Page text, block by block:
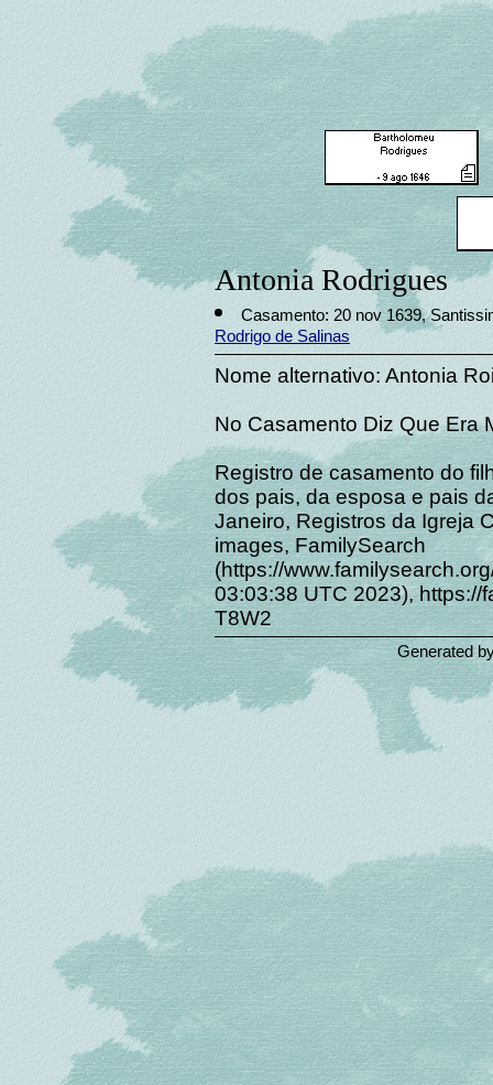
Antonia Rodrigues
Casamento: 20 nov 1639,
Rodrigo de Salinas
Nome alternativo: Antonia
No Casamento Diz Que Era
Registro de casamento do
dos pais, da esposa e pais
Janeiro, Registros da Igreja
images, FamilySearch
(https://
03:03:38 UTC 2023), https://
T8W2
Generated